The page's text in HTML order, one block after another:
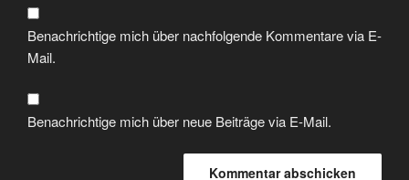
Benachrichtige mich über nachfolgende Kommentare via E-
Mail.
Benachrichtige mich über neue Beiträge via E-Mail.